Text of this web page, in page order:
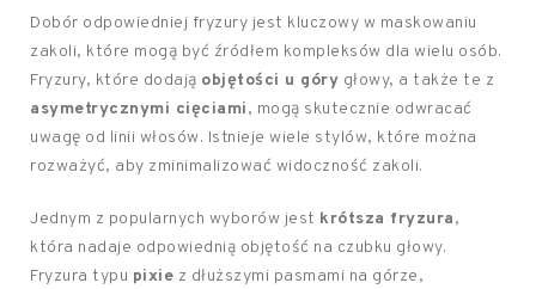
Dobór odpowiedniej fryzury jest kluczowy w maskowaniu
zakoli, które mogą być źródłem kompleksów dla wielu osób.
Fryzury, które dodają objętości u góry głowy, a także te z
asymetrycznymi cięciami, mogą skutecznie odwracać
uwagę od linii włosów. Istnieje wiele stylów, które można
rozważyć, aby zminimalizować widoczność zakoli.
Jednym z popularnych wyborów jest krótsza fryzura,
która nadaje odpowiednią objętość na czubku głowy.
Fryzura typu pixie z dłuższymi pasmami na górze,